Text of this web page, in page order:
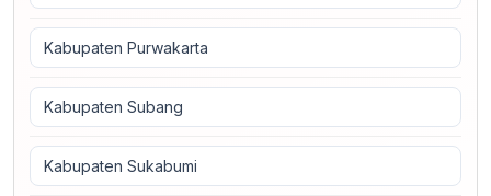
Kabupaten Purwakarta
Kabupaten Subang
Kabupaten Sukabumi